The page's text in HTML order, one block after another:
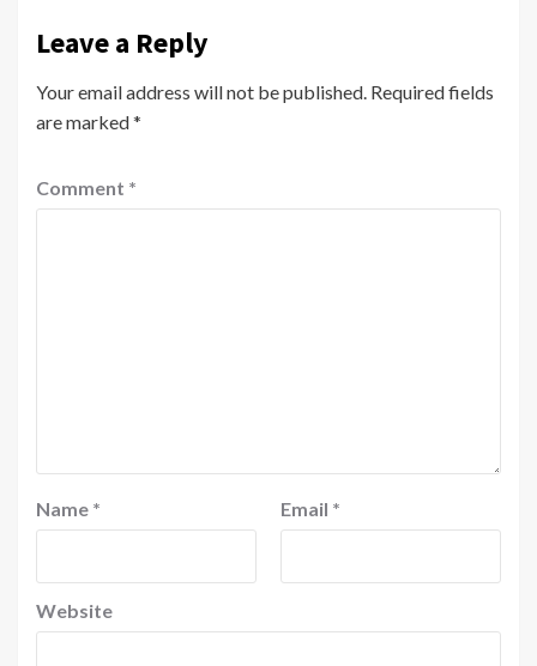
Leave a Reply
Your email address will not be published. Required fields
are marked*
Comment *
Name * Email *
Website